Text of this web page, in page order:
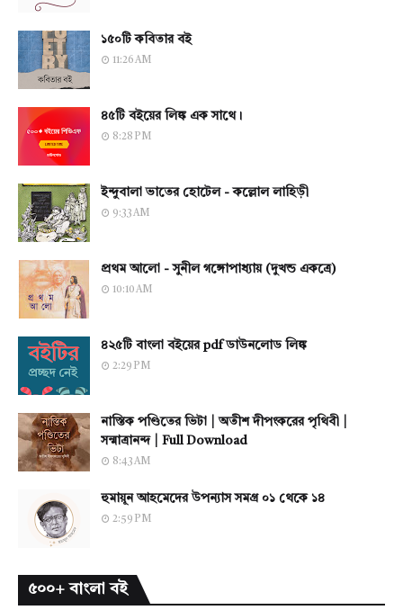
১৫০টি কবিতার বই
11:26 AM
৪৫টি বইয়ের লিঙ্ক এক সাথে।
8:28 PM
ইন্দুবালা ভাতের হোটেল - কল্লোল লাহিড়ী
9:33 AM
প্রথম আলো - সুনীল গঙ্গোপাধ্যায় (দুখন্ড একত্রে)
10:10 AM
৪২৫টি বাংলা বইয়ের pdf ডাউনলোড লিঙ্ক
2:29 PM
নাস্তিক পণ্ডিতের ভিটা | অতীশ দীপংকরের পৃথিবী |
সন্মাত্রানন্দ | Full Download
8:43 AM
হুমায়ূন আহমেদের উপন্যাস সমগ্র ০১ থেকে ১৪
2:59 PM
৫০০+ বাংলা বই